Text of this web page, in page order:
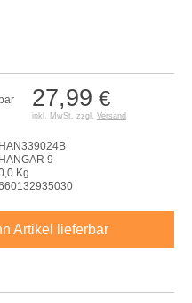
27,99 €
inkl. MwSt. zzgl. Versand
HAN339024B
HANGAR 9
Kg
Artikel lieferbar